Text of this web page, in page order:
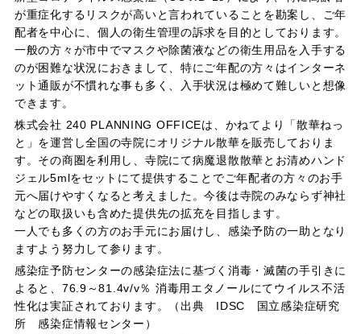
が重症化するリスクが高いと言われていることを勘案し、ご年
配者を中心に、個人の衛生管理の訴求を目的としております。
一般の方々が市中でマスクや除菌液などの衛生用品を入手する
のが困難な状況におきまして、特にご年配の方々はインターネ
ット通販が不慣れな事も多く、入手状況は極めて難しいと想像
できます。
株式会社 240 PLANNING OFFICEは、かねてより「散華ねっ
と」を運営し全国の寺院にオリジナル散華を販売しておりま
す。その商圏を利用し、寺院にて病魔退散散華とお清めハンド
ジェル5mlをセットにて提供することでご年配者の方々のお手
元へ届けやすくなると考えました。今後は寺院のみならず神社
などの取扱いも含めた提供先の拡充を目指します。
一人でも多くの方のお手元にお届けし、感染予防の一助となり
ますよう努力して参ります。
感染症予防センターの感染症法に基づく消毒・滅菌の手引きに
よると、76.9～81.4v/v％ 消毒用エタノールにてウイルス不活
性化は実証されております。（出典 IDSC 国立感染症研究
所 感染症情報センター）